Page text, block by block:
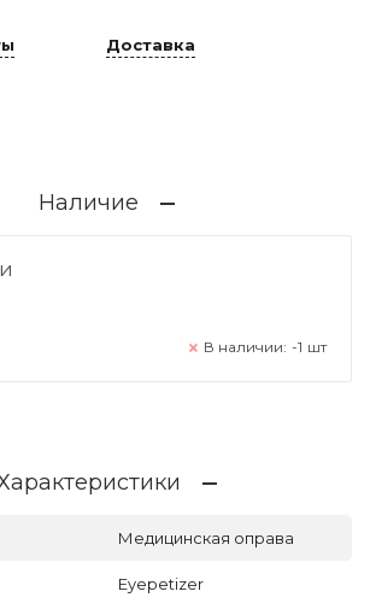
Доставка
Наличие
В наличии: -1 шт
Медицинская оправа
Eyepetizer